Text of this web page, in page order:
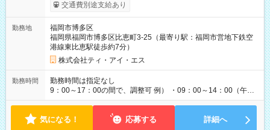
交通費別途支給あり
勤務地
福岡市博多区
福岡県福岡市博多区比恵町3-25（最寄り駅：福岡市営地下鉄空
港線東比恵駅徒歩約7分）
株式会社ティ・アイ・エス
勤務時間
勤務時間は指定なし
9：00～17：00の間で、調整可 例） ・09：00～14：00（午後
からは家事に） ・10：00～16：00（朝はゆっくりスタート）
勤務で、ご希望に合わせて調整します。 ◎今週は子供の行事
気になる！ 応募する 詳細へ